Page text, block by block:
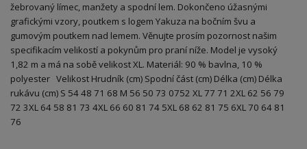
žebrovaný límec, manžety a spodní lem. Dokončeno úžasnými
grafickými vzory, poutkem s logem Yakuza na bočním švu a
gumovým poutkem nad lemem. Věnujte prosím pozornost našim
specifikacím velikostí a pokynům pro praní níže. Model je vysoký
1,82 m a má na sobě velikost XL. Materiál: 90 % bavlna, 10 %
polyester Velikost Hrudník (cm) Spodní část (cm) Délka (cm) Délka
rukávu (cm) S 54 48 71 68 M 56 50 73 0752 XL 77 71 2XL 62 56 79
72 3XL 64 58 81 73 4XL 66 60 81 74 5XL 68 62 81 75 6XL 70 64 81
76